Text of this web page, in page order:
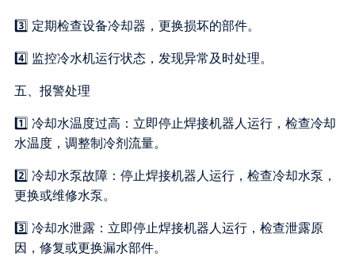
3️⃣ 定期检查设备冷却器，更换损坏的部件。
4️⃣ 监控冷水机运行状态，发现异常及时处理。
五、报警处理
1️⃣ 冷却水温度过高：立即停止焊接机器人运行，检查冷却
水温度，调整制冷剂流量。
2️⃣ 冷却水泵故障：停止焊接机器人运行，检查冷却水泵，
更换或维修水泵。
3️⃣ 冷却水泄露：立即停止焊接机器人运行，检查泄露原
因，修复或更换漏水部件。